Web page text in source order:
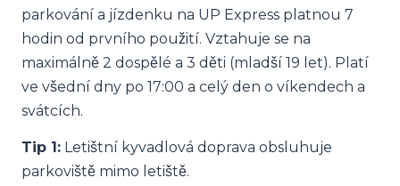
parkování a jízdenku na UP Express platnou 7
hodin od prvního použití. Vztahuje se na
maximálně 2 dospělé a 3 děti (mladší 19 let). Platí
ve všední dny po 17:00 a celý den o víkendech a
svátcích.
Tip 1: Letištní kyvadlová doprava obsluhuje
parkoviště mimo letiště.